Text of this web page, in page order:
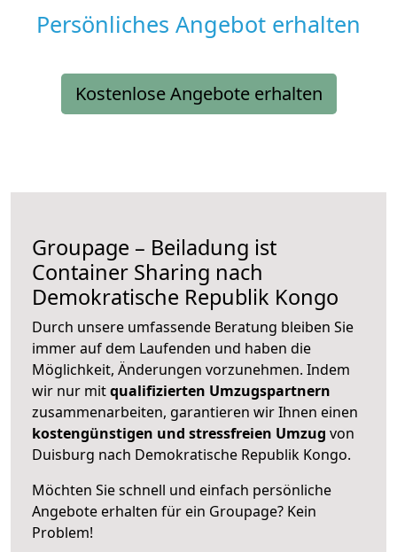
Persönliches Angebot erhalten
Kostenlose Angebote erhalten
Groupage – Beiladung ist
Container Sharing nach
Demokratische Republik Kongo
Durch unsere umfassende Beratung bleiben Sie
immer auf dem Laufenden und haben die
Möglichkeit, Änderungen vorzunehmen. Indem
wir nur mitqualifizierten Umzugspartnern
zusammenarbeiten, garantieren wir Ihnen einen
kostengünstigen und stressfreien Umzug von
Duisburg nach Demokratische Republik Kongo.
Möchten Sie schnell und einfach persönliche
Angebote erhalten für ein Groupage? Kein
Problem!